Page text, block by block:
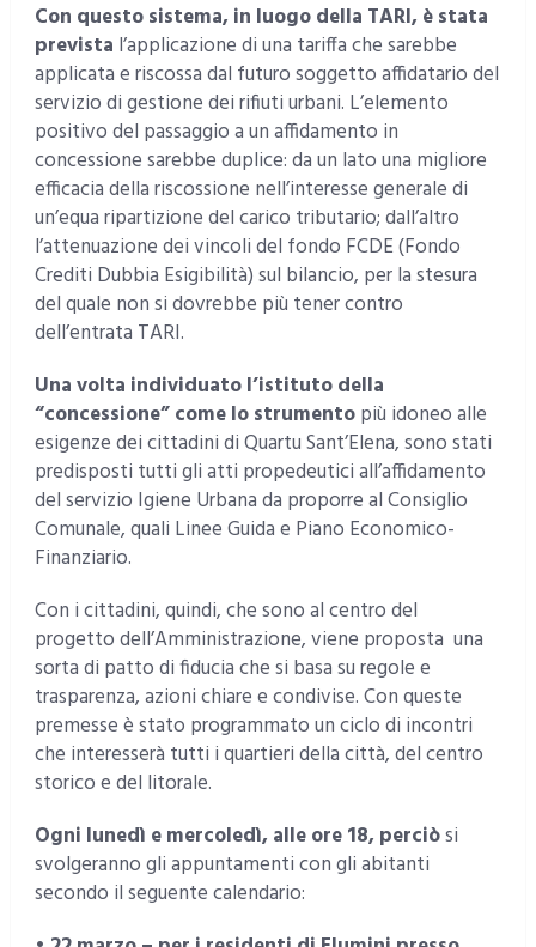
Con questo sistema, in luogo della TARI, è stata
prevista l’applicazione di una tariffa che sarebbe
applicata e riscossa dal futuro soggetto affidatario del
servizio di gestione dei rifiuti urbani. L’elemento
positivo del passaggio a un affidamento in
concessione sarebbe duplice: da un lato una migliore
efficacia della riscossione nell’interesse generale di
un’equa ripartizione del carico tributario; dall’altro
l’attenuazione dei vincoli del fondo FCDE (Fondo
Crediti Dubbia Esigibilità) sul bilancio, per la stesura
del quale non si dovrebbe più tener contro
dell’entrata TARI.
Una volta individuato l’istituto della
“concessione” come lo strumentopiù idoneo alle
esigenze dei cittadini di Quartu Sant’Elena, sono stati
predisposti tutti gli atti propedeutici all’affidamento
del servizio Igiene Urbana da proporre al Consiglio
Comunale, quali Linee Guida e Piano Economico-
Finanziario.
Con i cittadini, quindi, che sono al centro del
progetto dell’Amministrazione, viene proposta una
sorta di patto di fiducia che si basa su regole e
trasparenza, azioni chiare e condivise. Con queste
premesse è stato programmato un ciclo di incontri
che interesserà tutti i quartieri della città, del centro
storico e del litorale.
Ogni lunedì e mercoledì, alle ore 18, perciòsi
svolgeranno gli appuntamenti con gli abitanti
secondo il seguente calendario: